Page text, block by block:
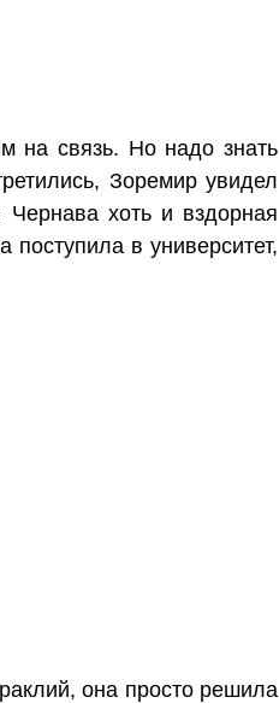
на связь. Но надо знать
Зоремир увидел
хоть и вздорная
в университет,
она просто решила